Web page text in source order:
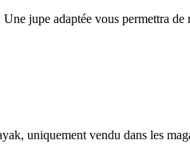
jupe adaptée vous permettra de
uniquement vendu dans les